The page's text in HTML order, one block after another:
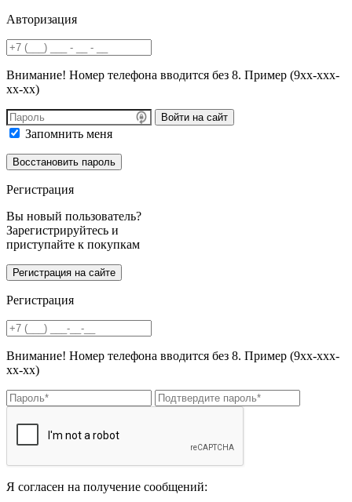
Авторизация
Внимание! Номер телефона вводится без 8. Пример (9хх-ххх-
хх-хх)
Войти на сайт
Запомнить меня
Регистрация
Вы новый пользователь?
Зарегистрируйтесь и
приступайте к покупкам
Регистрация
Внимание! Номер телефона вводится без 8. Пример (9хх-ххх-
хх-хх)
Я согласен на получение сообщений: